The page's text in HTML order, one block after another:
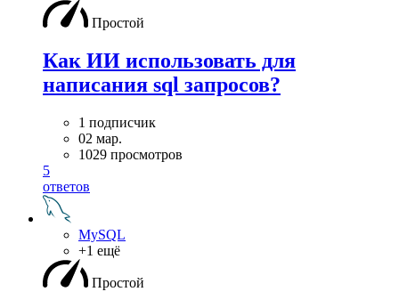
Простой
Как ИИ использовать для
написания sql запросов?
1 подписчик
02 мар.
1029 просмотров
5
ответов
MySQL
+1 ещё
Простой